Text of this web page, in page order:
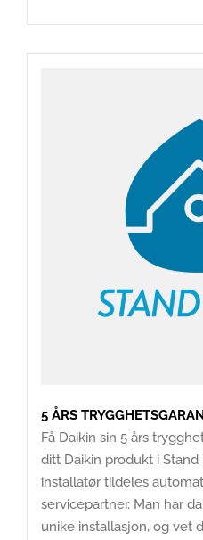
5 ÅRS
Få Daikin sin 5 års
ditt Daikin produkt i
installatør tildeles
servicepartner. Man har
unike installasjon, og vet